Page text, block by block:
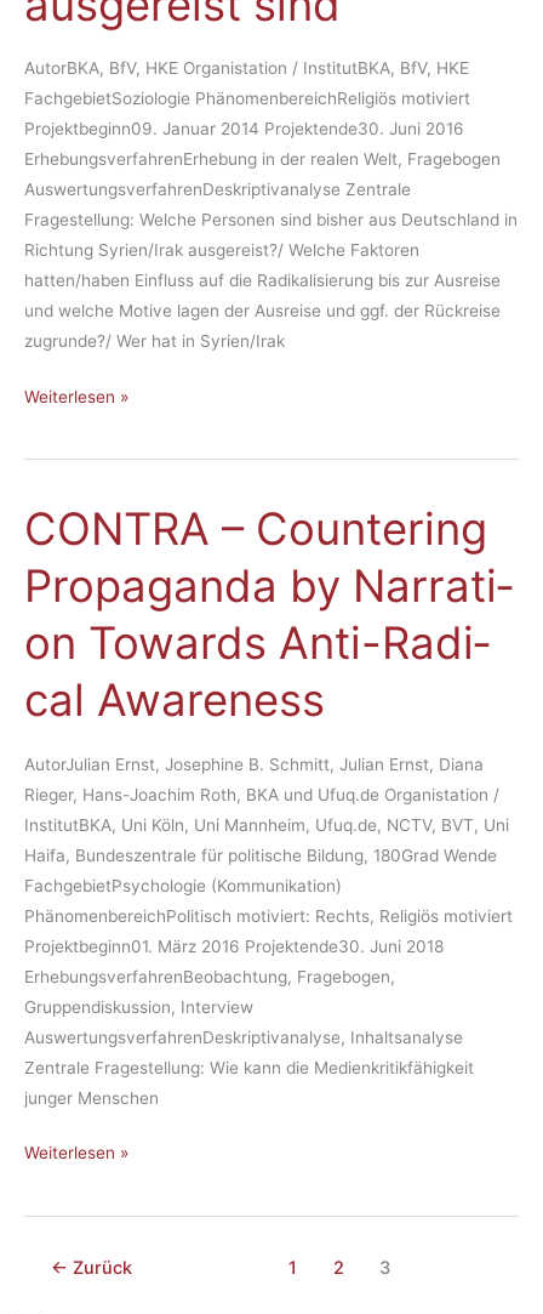
AutorBKA, BfV, HKE Organistation / InstitutBKA, BfV, HKE
FachgebietSoziologie PhänomenbereichReligiös motiviert
Projektbeginn09. Januar 2014 Projektende30. Juni 2016
ErhebungsverfahrenErhebung in der realen Welt, Fragebogen
AuswertungsverfahrenDeskriptivanalyse Zentrale
Fragestellung: Welche Personen sind bisher aus Deutschland in
Richtung Syrien/Irak ausgereist?/ Welche Faktoren
hatten/haben Einfluss auf die Radikalisierung bis zur Ausreise
und welche Motive lagen der Ausreise und ggf. der Rückreise
zugrunde?/ Wer hat in Syrien/Irak
und
ver­
läu­
fe
der
Per­
so­
nen,
die
aus
is­
mis­
ti­
ti­
aus
Deutsch­
land
Rich­
tung
Sy­
ri­
en
oder
Irak
aus­
ge­
reist
sind
Weiterlesen »
CONTRA – Coun­te­ring
Pro­pa­gan­da by Nar­ra­ti­
on To­wards An­ti-Ra­di­
cal Awa­ren­ess
AutorJulian Ernst, Josephine B. Schmitt, Julian Ernst, Diana
Rieger, Hans-Joachim Roth, BKA und Ufuq.de Organistation /
InstitutBKA, Uni Köln, Uni Mannheim, Ufuq.de, NCTV, BVT, Uni
Haifa, Bundeszentrale für politische Bildung, 180Grad Wende
FachgebietPsychologie (Kommunikation)
PhänomenbereichPolitisch motiviert: Rechts, Religiös motiviert
Projektbeginn01. März 2016 Projektende30. Juni 2018
ErhebungsverfahrenBeobachtung, Fragebogen,
Gruppendiskussion, Interview
AuswertungsverfahrenDeskriptivanalyse, Inhaltsanalyse
Zentrale Fragestellung: Wie kann die Medienkritikfähigkeit
junger Menschen
CONTRA
–
Coun­
te­
ring
Pro­
pa­
da
by
Nar­
ra­
ti­
on
To­
wards
An­
ti-
Ra­
di­
Awa­
ess
Weiterlesen »
← Zurück 1 2 3